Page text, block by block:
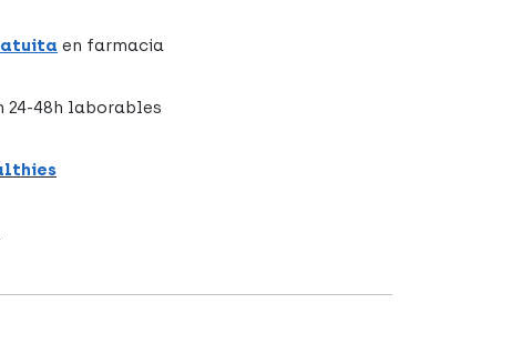
en farmacia
24-48h laborables